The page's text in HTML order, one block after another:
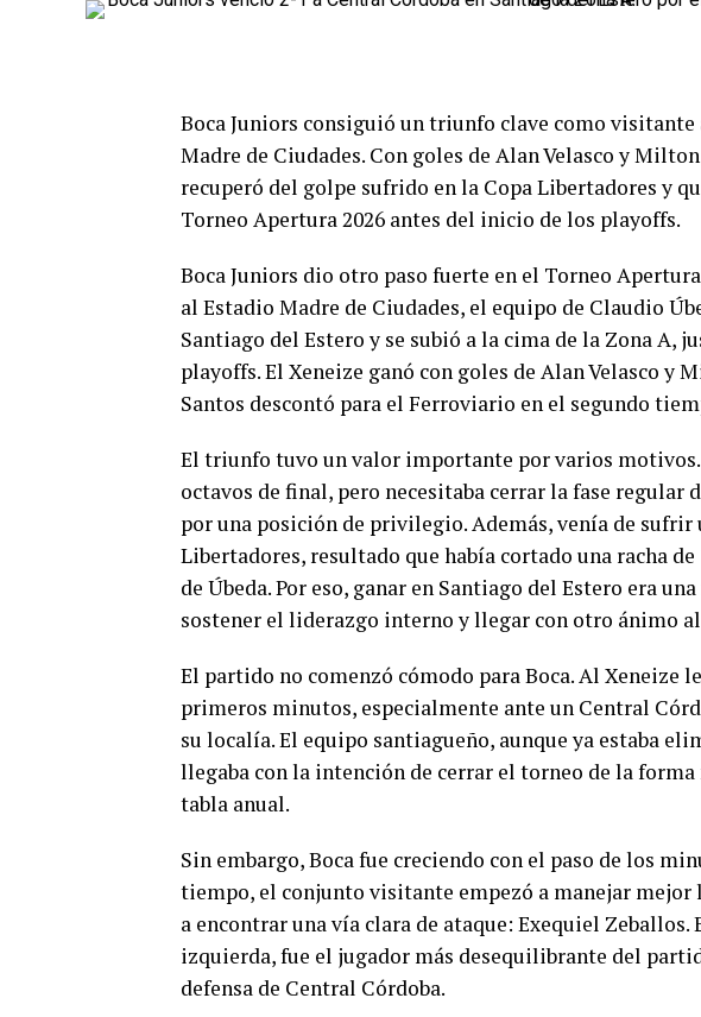
Boca Juniors consiguió un triunfo clave como
Madre de Ciudades. Con goles de Alan Velasco y
recuperó del golpe sufrido en la Copa Libertadores y
Torneo Apertura 2026 antes del inicio de los playoffs.
Boca Juniors dio otro paso fuerte en el Torneo
al Estadio Madre de Ciudades, el equipo de Claudio
Santiago del Estero y se subió a la cima de la Zona A,
playoffs. El Xeneize ganó con goles de Alan Velasco y
Santos descontó para el Ferroviario en el segundo
El triunfo tuvo un valor importante por varios motivos.
octavos de final, pero necesitaba cerrar la fase regular
por una posición de privilegio. Además, venía de
Libertadores, resultado que había cortado una racha
de Úbeda. Por eso, ganar en Santiago del Estero era
sostener el liderazgo interno y llegar con otro ánimo
El partido no comenzó cómodo para Boca. Al Xeneize
primeros minutos, especialmente ante un Central
su localía. El equipo santiagueño, aunque ya estaba
llegaba con la intención de cerrar el torneo de la
tabla anual.
Sin embargo, Boca fue creciendo con el paso de los
tiempo, el conjunto visitante empezó a manejar mejor
a encontrar una vía clara de ataque: Exequiel Zeballos.
izquierda, fue el jugador más desequilibrante del
defensa de Central Córdoba.